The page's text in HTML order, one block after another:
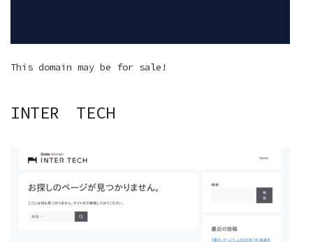
This domain may be for sale!
INTER TECH